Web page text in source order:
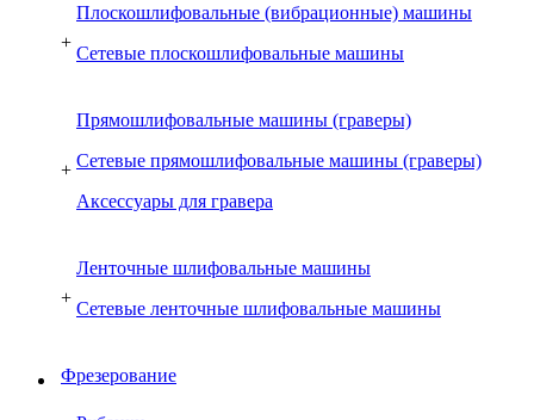
+
Плоскошлифовальные (вибрационные) машины
Сетевые плоскошлифовальные машины
+
Прямошлифовальные машины (граверы)
Сетевые прямошлифовальные машины (граверы)
Аксессуары для гравера
+
Ленточные шлифовальные машины
Сетевые ленточные шлифовальные машины
Фрезерование